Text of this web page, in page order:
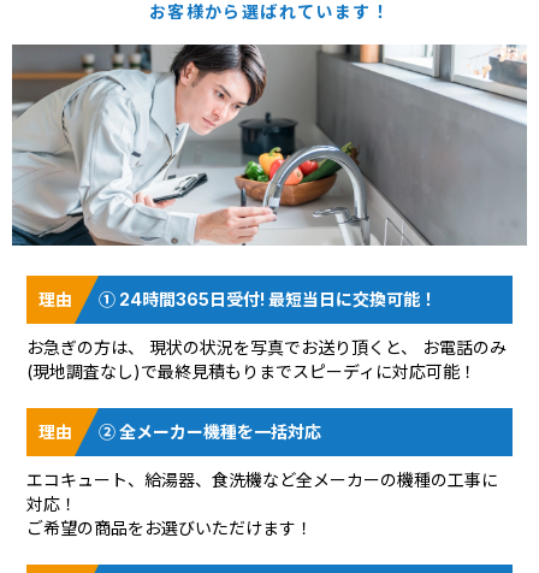
お客様から選ばれています！
① 24時間365日受付! 最短当日に交換可能！
お急ぎの方は、 現状の状況を写真でお送り頂く と、 お電話のみ
(現地調査なし)で最終見積もりまでスピーディに対応可能！
② 全メーカー機種を一括対応
エコキュート、給湯器、食洗機など全メーカーの機種の工事に
対応！
ご希望の商品をお選びいただけます！